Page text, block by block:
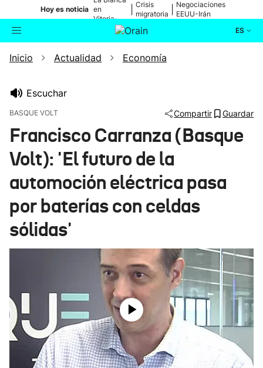
Hoy es noticia en
Vitoria-
Gasteiz
Crisis
migratoria
Negociaciones
EEUU-Irán
ES
Buscador Actualidad
Ikusmiran
Eguraldia
Inicio Actualidad Economía
Escuchar
BASQUE VOLT Compartir Guardar
Francisco Carranza (Basque
Volt): 'El futuro de la
automoción eléctrica pasa
por baterías con celdas
sólidas'